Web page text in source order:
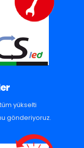
yükselti
gönderiyoruz.